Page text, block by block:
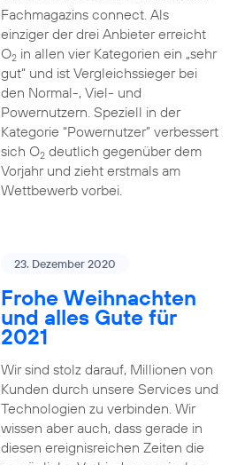
Fachmagazins connect. Als
einziger der drei Anbieter erreicht
O2in allen vier Kategorien ein „sehr
gut“ und ist Vergleichssieger bei
den Normal-, Viel- und
Powernutzern. Speziell in der
Kategorie “Powernutzer” verbessert
sich O2deutlich gegenüber dem
Vorjahr und zieht erstmals am
Wettbewerb vorbei.
23. Dezember 2020
Frohe Weihnachten
und alles Gute für
2021
Wir sind stolz darauf, Millionen von
Kunden durch unsere Services und
Technologien zu verbinden. Wir
wissen aber auch, dass gerade in
diesen ereignisreichen Zeiten die